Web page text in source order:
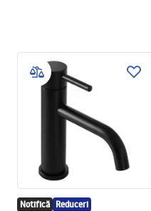
Notifică Reduceri